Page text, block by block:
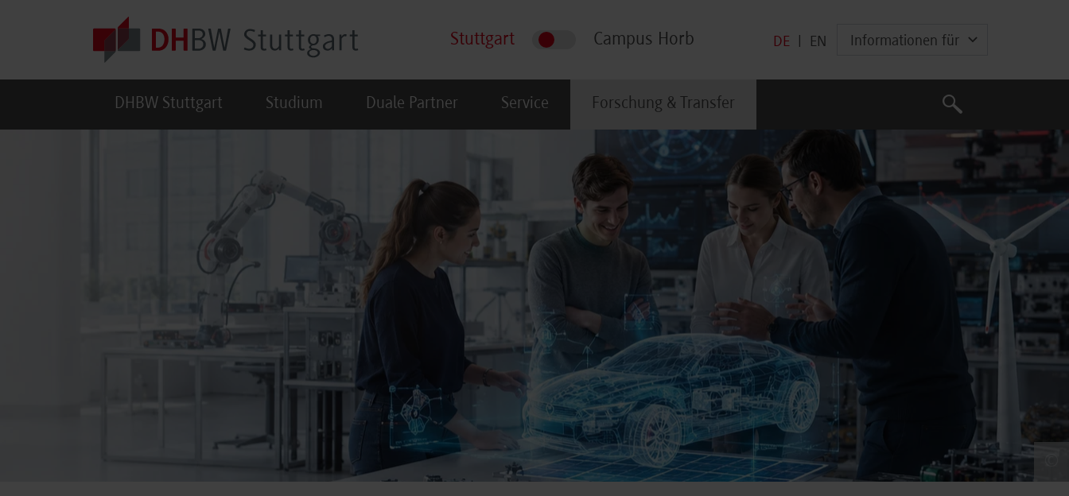
Stuttgart Campus Horb DE EN Informationen für
DHBW Stuttgart Studium Duale Partner Service Forschung & Transfer
Suche
Suche